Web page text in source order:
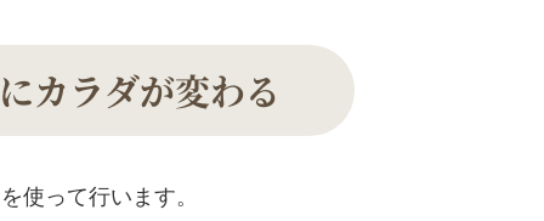
カラダが変わる
使って行います。